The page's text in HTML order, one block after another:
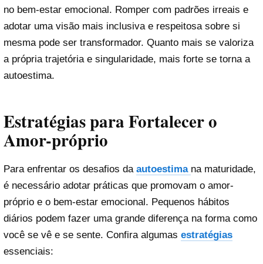
no bem-estar emocional. Romper com padrões irreais e
adotar uma visão mais inclusiva e respeitosa sobre si
mesma pode ser transformador. Quanto mais se valoriza
a própria trajetória e singularidade, mais forte se torna a
autoestima.
Estratégias para Fortalecer o
Amor-próprio
Para enfrentar os desafios da autoestima na maturidade,
é necessário adotar práticas que promovam o amor-
próprio e o bem-estar emocional. Pequenos hábitos
diários podem fazer uma grande diferença na forma como
você se vê e se sente. Confira algumas estratégias
essenciais: